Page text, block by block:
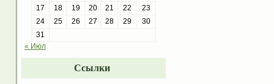
17
18 19 20 21 22
23
24
25 26 27 28 29
30
31
« Июл
Ссылки